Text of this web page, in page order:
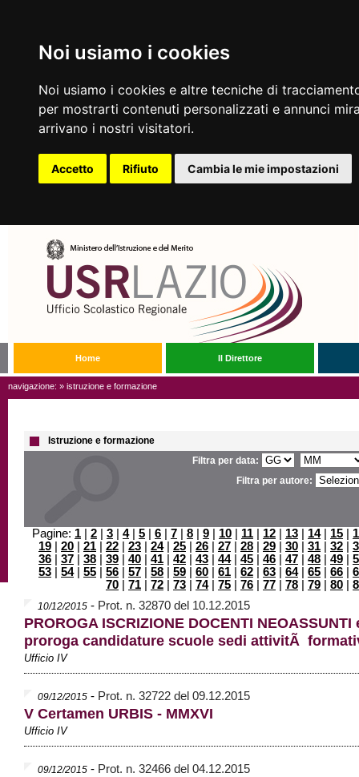
Noi usiamo i cookies
Noi usiamo i cookies e altre tecniche di
per mostrarti contenuti personalizzati e annunci
arrivano i nostri visitatori.
Accetto Rifiuto Cambia le mie impostazioni
Home Il Direttore
navigazione: » istruzione e formazione
Istruzione e formazione
Filtra per data:
Filtra per autore:
Pagine: 1 2 3 4| 5 6 7 8 9 10 11 12 13 14| 15
19
20 21 22 23 24| 25 26 27 28 29 30 31 32
36
37 38 39 40 41 42 43 44| 45 46 47 48 49
53
54| 55 56 57 58 59 60 61 62 63 64| 65 66
70
71 72 73 74| 75 76 77 78 79 80
10/12/2015 - Prot. n. 32870 del 10.12.2015
PROROGA ISCRIZIONE DOCENTI NEOASSUNTI
proroga candidature scuole sedi attivitÃ
Ufficio IV
09/12/2015 - Prot. n. 32722 del 09.12.2015
V Certamen URBIS - MMXVI
Ufficio IV
09/12/2015 - Prot. n. 32466 del 04.12.2015